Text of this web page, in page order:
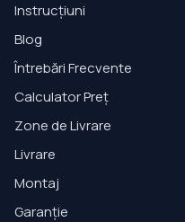
Instrucțiuni
Blog
Întrebări Frecvente
Calculator Preț
Zone de Livrare
Livrare
Montaj
Garanție